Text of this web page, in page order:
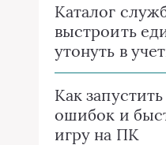
Каталог
выстроить
утонуть в
Как
ошибок и
игру на ПК